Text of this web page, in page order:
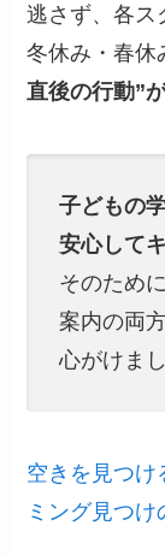
逃さず、各ス
冬休み・春休
直後の行動”
子どもの
安心して
そのため
案内の両
心がけま
空きを見つ
ミング見つけ